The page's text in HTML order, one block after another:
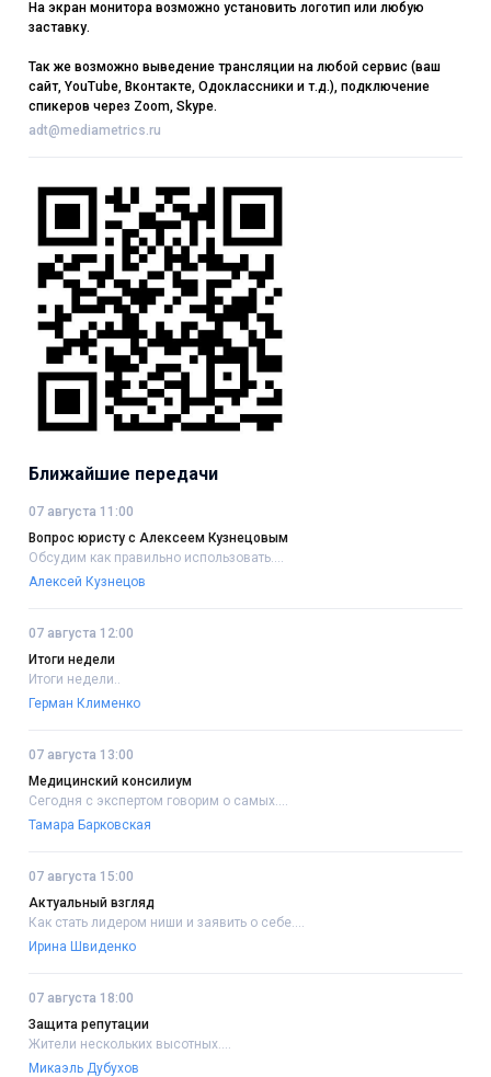
На экран монитора возможно установить логотип или любую
заставку.
Так же возможно выведение трансляции на любой сервис (ваш
сайт, YouTube, Вконтакте, Одоклассники и т.д.), подключение
спикеров через Zoom, Skype.
adt@mediametrics.ru
Ближайшие передачи
07 августа 11:00
Вопрос юристу с Алексеем Кузнецовым
Обсудим как правильно использовать....
Алексей Кузнецов
07 августа 12:00
Итоги недели
Итоги недели..
Герман Клименко
07 августа 13:00
Медицинский консилиум
Сегодня с экспертом говорим о самых....
Тамара Барковская
07 августа 15:00
Актуальный взгляд
Как стать лидером ниши и заявить о себе....
Ирина Швиденко
07 августа 18:00
Защита репутации
Жители нескольких высотных....
Микаэль Дубухов